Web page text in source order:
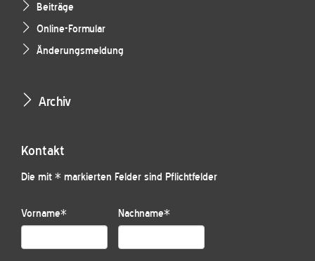
Beiträge
Online-Formular
Änderungsmeldung
Archiv
Kontakt
Die mit * markierten Felder sind Pflichtfelder
Vorname* Nachname*